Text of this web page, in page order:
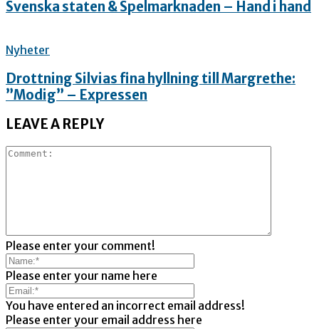
Svenska staten & Spelmarknaden – Hand i hand
Nyheter
Drottning Silvias fina hyllning till Margrethe:
”Modig” – Expressen
LEAVE A REPLY
Please enter your comment!
Please enter your name here
You have entered an incorrect email address!
Please enter your email address here